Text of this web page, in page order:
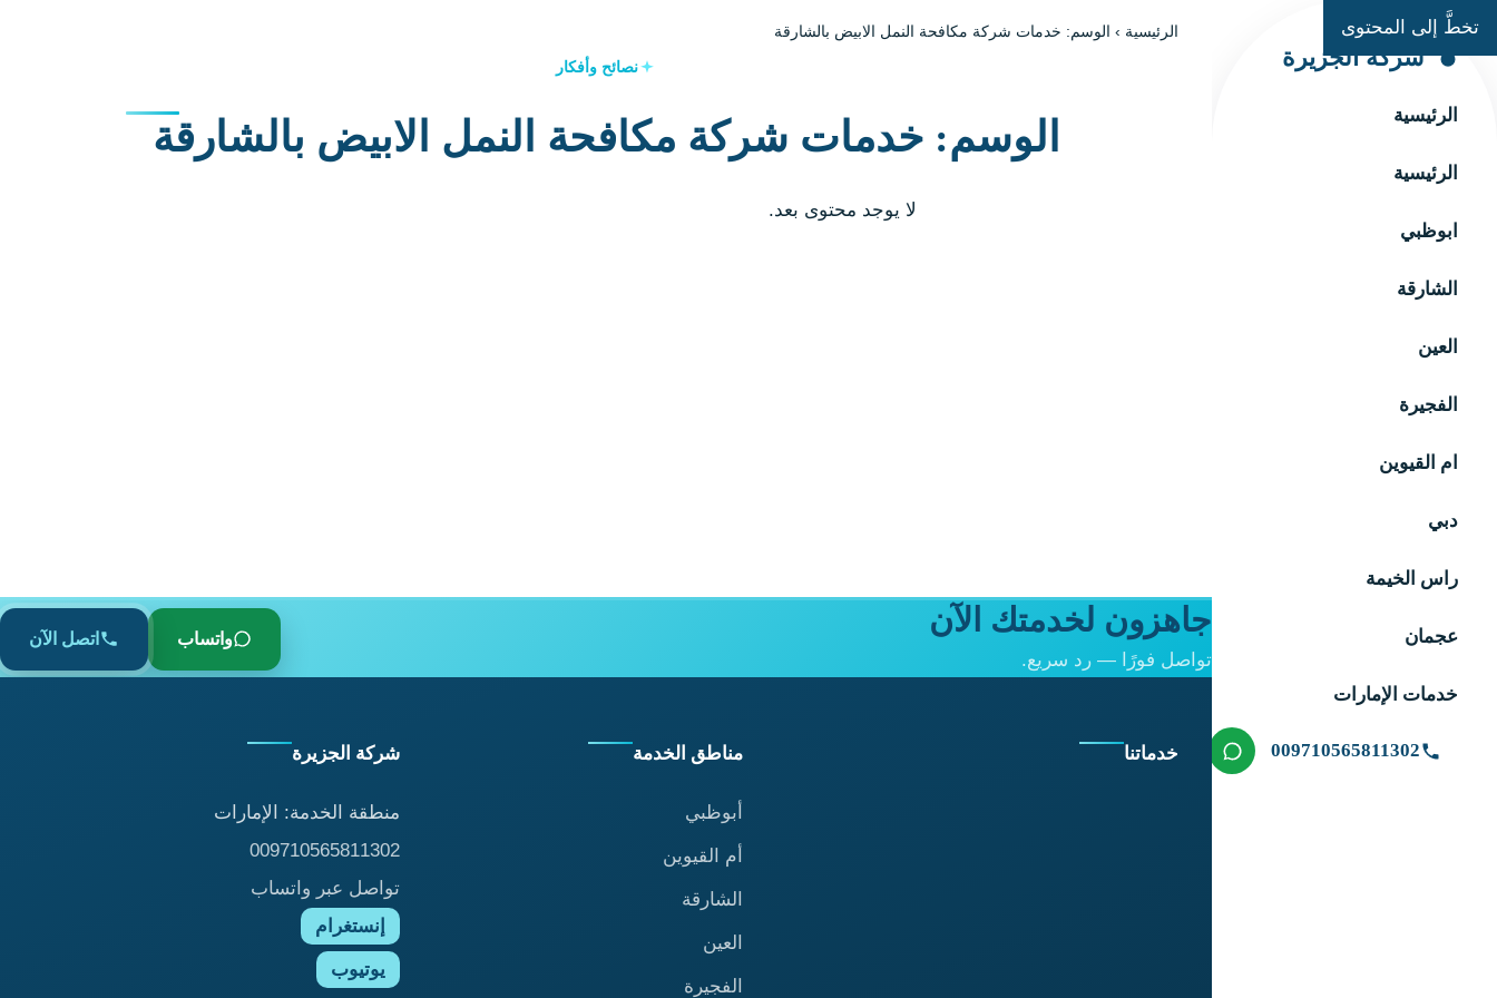
تخطَّ إلى المحتوى
شركة الجزيرة
الرئيسية
الرئيسية
ابوظبي
الشارقة
العين
الفجيرة
ام القيوين
دبي
راس الخيمة
عجمان
خدمات الإمارات
009710565811302
الرئيسية › الوسم: خدمات شركة مكافحة النمل الابيض بالشارقة
نصائح وأفكار
الوسم: خدمات شركة مكافحة النمل الابيض بالشارقة
لا يوجد محتوى بعد.
جاهزون لخدمتك الآن
تواصل فورًا — رد سريع.
واتساب اتصل الآن
خدماتنا مناطق الخدمة
أبوظبي
أم القيوين
الشارقة
العين
الفجيرة
شركة الجزيرة
منطقة الخدمة: الإمارات
009710565811302
تواصل عبر واتساب
إنستغرام
يوتيوب